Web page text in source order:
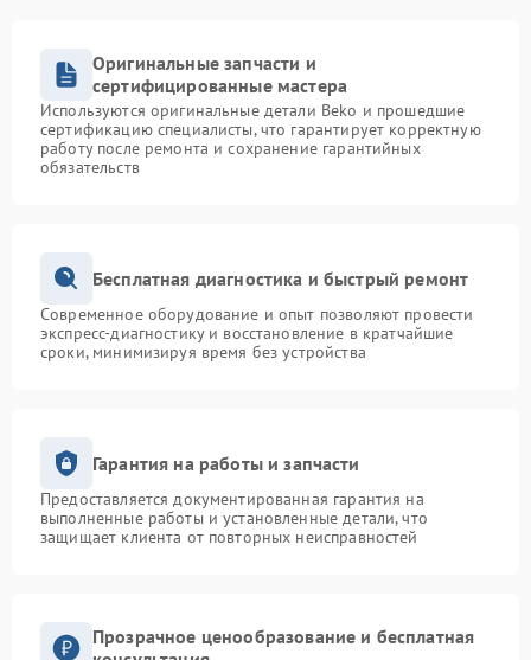
Оригинальные запчасти и
сертифицированные мастера
Используются оригинальные детали Beko и прошедшие
сертификацию специалисты, что гарантирует корректную
работу после ремонта и сохранение гарантийных
обязательств
Бесплатная диагностика и быстрый ремонт
Современное оборудование и опыт позволяют провести
экспресс-диагностику и восстановление в кратчайшие
сроки, минимизируя время без устройства
Гарантия на работы и запчасти
Предоставляется документированная гарантия на
выполненные работы и установленные детали, что
защищает клиента от повторных неисправностей
Прозрачное ценообразование и бесплатная